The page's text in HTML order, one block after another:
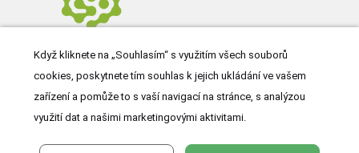
Když kliknete na „Souhlasím“ s využitím všech souborů
cookies, poskytnete tím souhlas k jejich ukládání ve vašem
zařízení a pomůže to s vaší navigací na stránce, s analýzou
využití dat a našimi marketingovými aktivitami.